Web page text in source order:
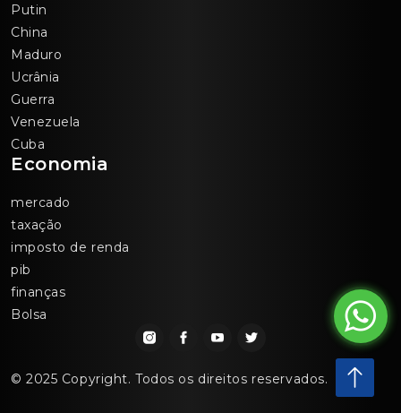
Putin
China
Maduro
Ucrânia
Guerra
Venezuela
Cuba
Economia
mercado
taxação
imposto de renda
pib
finanças
Bolsa
© 2025 Copyright. Todos os direitos reservados.